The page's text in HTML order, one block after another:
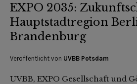
EXPO 2035:
Hauptstadtregion
Brandenburg
Veröffentlicht von UVBB Potsdam
UVBB, EXPO Gesellschaft und